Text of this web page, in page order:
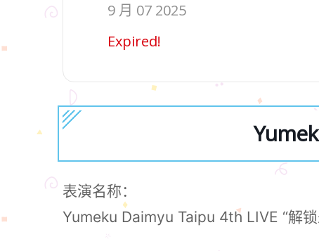
9 月 07 2025
Expired!
表演名称：
Yumeku Daimyu Taipu 4th LIVE “解锁